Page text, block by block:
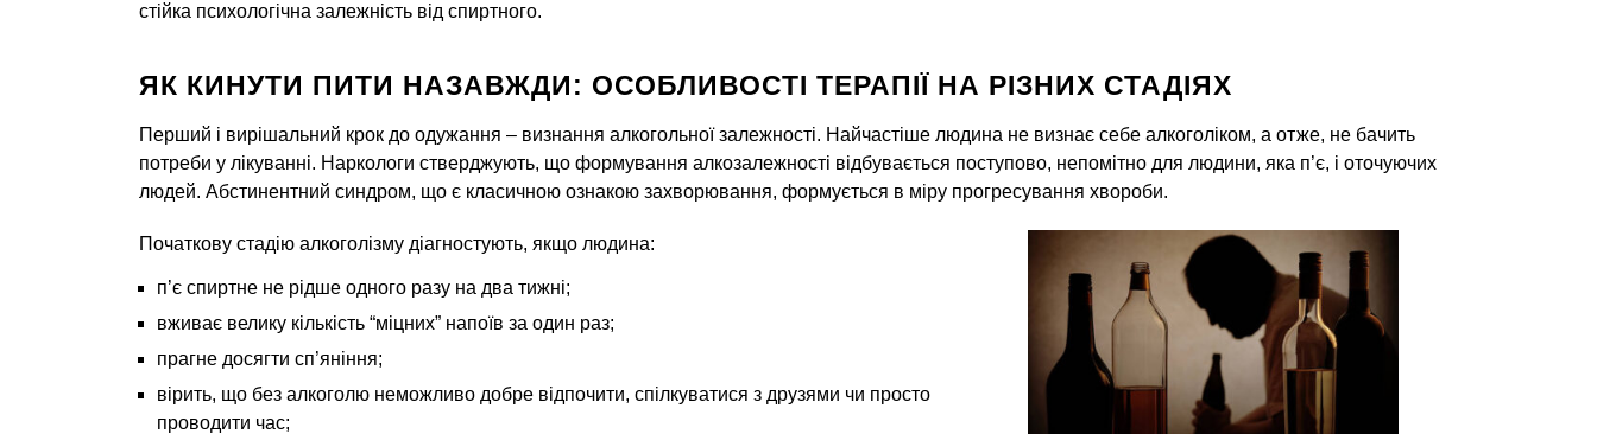
стійка психологічна залежність від спиртного.
ЯК КИНУТИ ПИТИ НАЗАВЖДИ: ОСОБЛИВОСТІ ТЕРАПІЇ НА РІЗНИХ СТАДІЯХ
Перший і вирішальний крок до одужання – визнання алкогольної залежності. Найчастіше людина не визнає себе алкоголіком, а отже, не бачить
потреби у лікуванні. Наркологи стверджують, що формування алкозалежності відбувається поступово, непомітно для людини, яка п’є, і оточуючих
людей. Абстинентний синдром, що є класичною ознакою захворювання, формується в міру прогресування хвороби.
Початкову стадію алкоголізму діагностують, якщо людина:
п’є спиртне не рідше одного разу на два тижні;
вживає велику кількість “міцних” напоїв за один раз;
прагне досягти сп’яніння;
вірить, що без алкоголю неможливо добре відпочити, спілкуватися з друзями чи просто
проводити час;